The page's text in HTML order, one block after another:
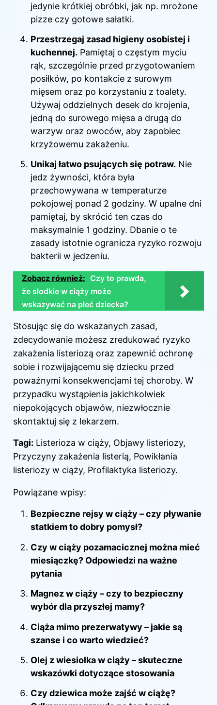
jedynie krótkiej obróbki, jak np. mrożone
pizze czy gotowe sałatki.
Przestrzegaj zasad higieny osobistej i
kuchennej. Pamiętaj o częstym myciu
rąk, szczególnie przed przygotowaniem
posiłków, po kontakcie z surowym
mięsem oraz po korzystaniu z toalety.
Używaj oddzielnych desek do krojenia,
jedną do surowego mięsa a drugą do
warzyw oraz owoców, aby zapobiec
krzyżowemu zakażeniu.
Unikaj łatwo psujących się potraw. Nie
jedz żywności, która była
przechowywana w temperaturze
pokojowej ponad 2 godziny. W upalne dni
pamiętaj, by skrócić ten czas do
maksymalnie 1 godziny. Dbanie o te
zasady istotnie ogranicza ryzyko rozwoju
bakterii w jedzeniu.
Zobacz również: Czy to prawda,
że słodkie w ciąży może
wskazywać na płeć dziecka?
Stosując się do wskazanych zasad,
zdecydowanie możesz zredukować ryzyko
zakażenia listeriozą oraz zapewnić ochronę
sobie i rozwijającemu się dziecku przed
poważnymi konsekwencjami tej choroby. W
przypadku wystąpienia jakichkolwiek
niepokojących objawów, niezwłocznie
skontaktuj się z lekarzem.
Tagi: Listerioza w ciąży, Objawy listeriozy,
Przyczyny zakażenia listerią, Powikłania
listeriozy w ciąży, Profilaktyka listeriozy.
Powiązane wpisy:
Bezpieczne rejsy w ciąży – czy pływanie
statkiem to dobry pomysł?
Czy w ciąży pozamacicznej można mieć
miesiączkę? Odpowiedzi na ważne
pytania
Magnez w ciąży – czy to bezpieczny
wybór dla przyszłej mamy?
Ciąża mimo prezerwatywy – jakie są
szanse i co warto wiedzieć?
Olej z wiesiołka w ciąży – skuteczne
wskazówki dotyczące stosowania
Czy dziewica może zajść w ciążę?